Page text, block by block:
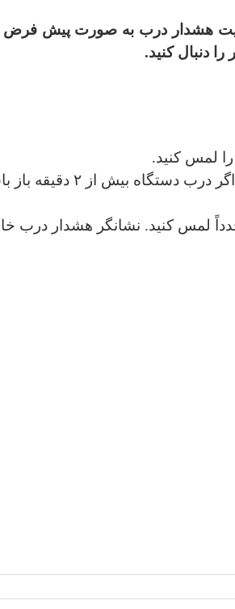
هشدار درب به صورت پیش
دنبال کنید.
لمس کنید.
اگر درب دستگاه
لمس کنید. نشانگر هشدار درب